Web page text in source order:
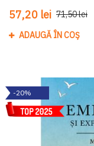
57,20 lei 71,50 lei
ADAUGĂ ÎN COȘ
-20%